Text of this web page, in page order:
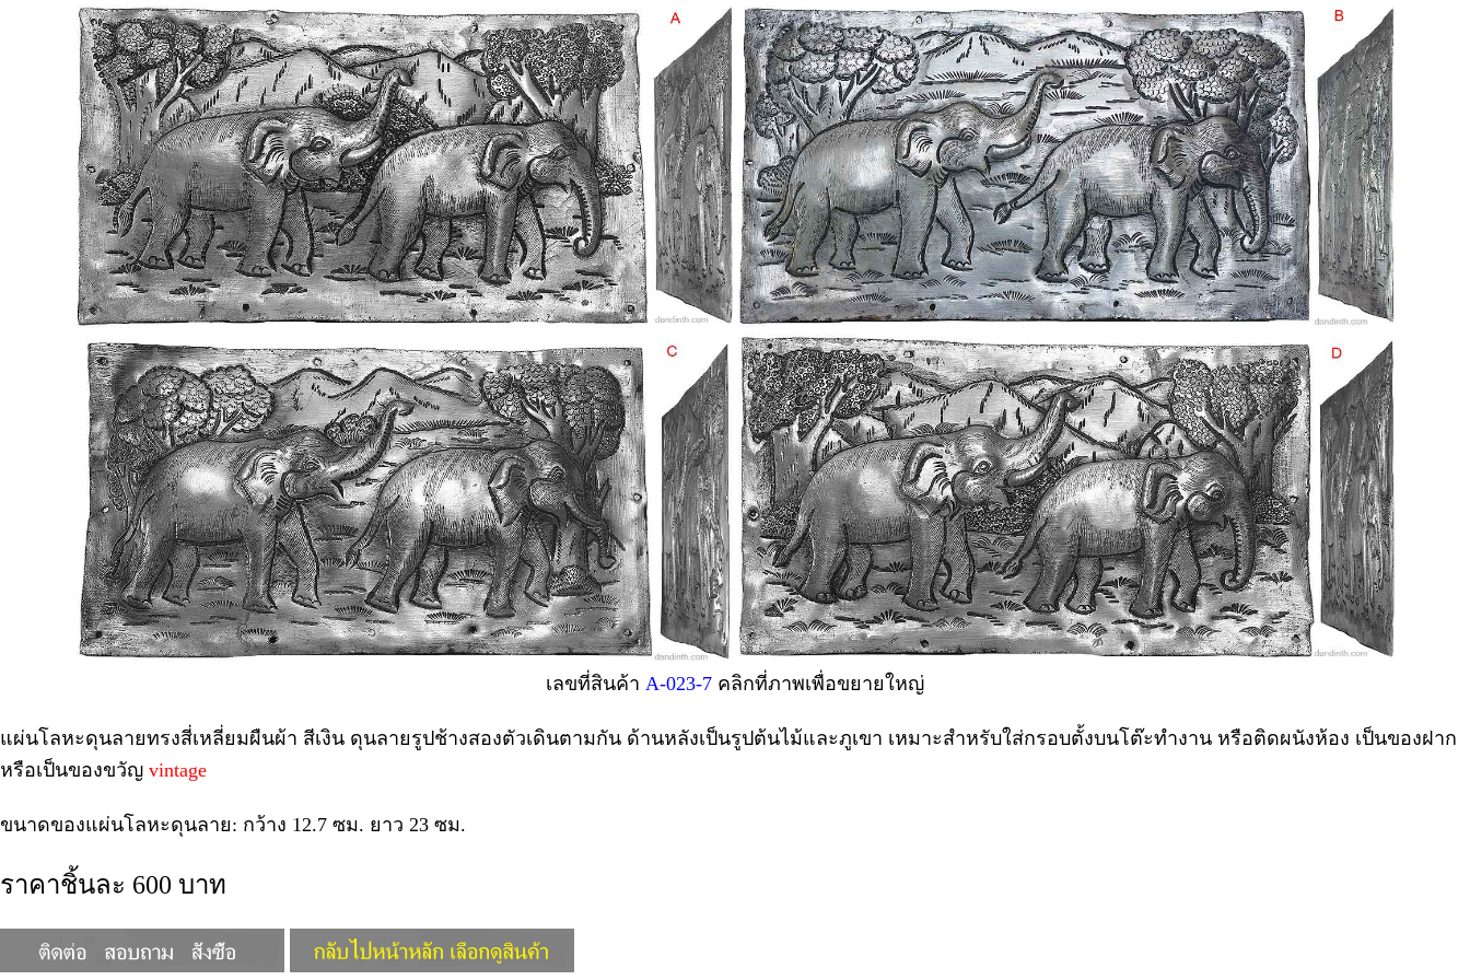
เลขที่สินค้า A-023-7 คลิกที่ภาพเพื่อขยายใหญ่
แผ่นโลหะดุนลายทรงสี่เหลี่ยมผืนผ้า สีเงิน ดุนลายรูปช้างสองตัวเดินตามกัน ด้านหลังเป็นรูปต้นไม้และภูเขา เหมาะสำหรับใส่กรอบตั้งบนโต๊ะทำงาน หรือติดผนังห้อง เป็นของฝาก
หรือเป็นของขวัญ vintage
ขนาดของแผ่นโลหะดุนลาย: กว้าง 12.7 ซม. ยาว 23 ซม.
ราคาชิ้นละ 600 บาท